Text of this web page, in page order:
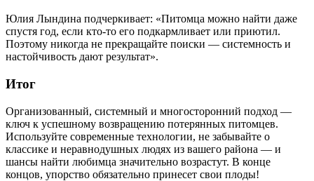
Юлия Лындина подчеркивает: «Питомца можно найти даже
спустя год, если кто-то его подкармливает или приютил.
Поэтому никогда не прекращайте поиски — системность и
настойчивость дают результат».
Итог
Организованный, системный и многосторонний подход —
ключ к успешному возвращению потерянных питомцев.
Используйте современные технологии, не забывайте о
классике и неравнодушных людях из вашего района — и
шансы найти любимца значительно возрастут. В конце
концов, упорство обязательно принесет свои плоды!